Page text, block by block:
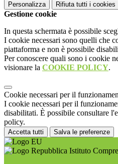
Personalizza Rifiuta tutti i cookies
Gestione cookie
In questa schermata è possibile
I cookie necessari sono quelli che
piattaforma e non è possibile
Per conoscere quali sono i cookie
visionare la COOKIE POLICY.
Cookie necessari per il
I cookie necessari per il
disabilitati. È possibile consultare
policy.
Accetta tutti Salva le preferenze
Istituto